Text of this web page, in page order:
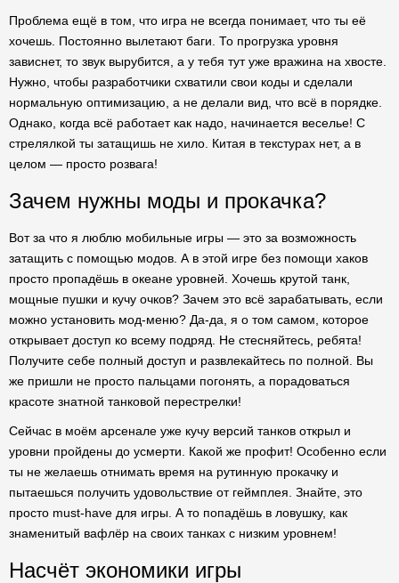
Проблема ещё в том, что игра не всегда понимает, что ты её
хочешь. Постоянно вылетают баги. То прогрузка уровня
зависнет, то звук вырубится, а у тебя тут уже вражина на хвосте.
Нужно, чтобы разработчики схватили свои коды и сделали
нормальную оптимизацию, а не делали вид, что всё в порядке.
Однако, когда всё работает как надо, начинается веселье! С
стрелялкой ты затащишь не хило. Китая в текстурах нет, а в
целом — просто розвага!
Зачем нужны моды и прокачка?
Вот за что я люблю мобильные игры — это за возможность
затащить с помощью модов. А в этой игре без помощи хаков
просто пропадёшь в океане уровней. Хочешь крутой танк,
мощные пушки и кучу очков? Зачем это всё зарабатывать, если
можно установить мод-меню? Да-да, я о том самом, которое
открывает доступ ко всему подряд. Не стесняйтесь, ребята!
Получите себе полный доступ и развлекайтесь по полной. Вы
же пришли не просто пальцами погонять, а порадоваться
красоте знатной танковой перестрелки!
Сейчас в моём арсенале уже кучу версий танков открыл и
уровни пройдены до усмерти. Какой же профит! Особенно если
ты не желаешь отнимать время на рутинную прокачку и
пытаешься получить удовольствие от геймплея. Знайте, это
просто must-have для игры. А то попадёшь в ловушку, как
знаменитый вафлёр на своих танках с низким уровнем!
Насчёт экономики игры